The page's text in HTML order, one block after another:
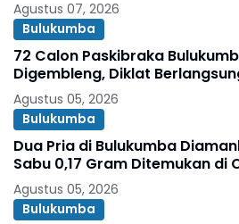
Agustus 07, 2026
Bulukumba
72 Calon Paskibraka
Digembleng, Diklat
Agustus 05, 2026
Bulukumba
Dua Pria di Bulukumba
Sabu 0,17 Gram Ditemukan di
Agustus 05, 2026
Bulukumba